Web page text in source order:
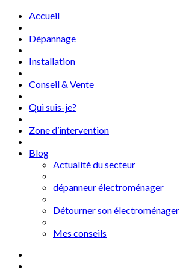
Accueil
Dépannage
Installation
Conseil & Vente
Qui suis-je?
Zone d’intervention
Blog
Actualité du secteur
dépanneur électroménager
Détourner son électroménager
Mes conseils